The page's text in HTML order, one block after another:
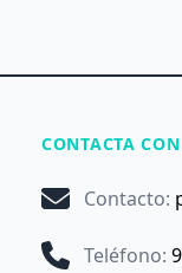
CONTACTA
Contacto:
Teléfono: